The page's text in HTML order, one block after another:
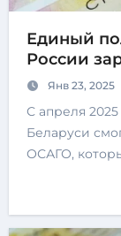
Единый полис ОСАГО для
России
Янв 23, 2025
С апреля 2025 года автомобилисты России и
Беларуси
ОСАГО,